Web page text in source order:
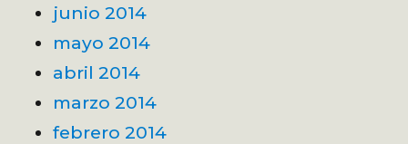
junio 2014
mayo 2014
abril 2014
marzo 2014
febrero 2014